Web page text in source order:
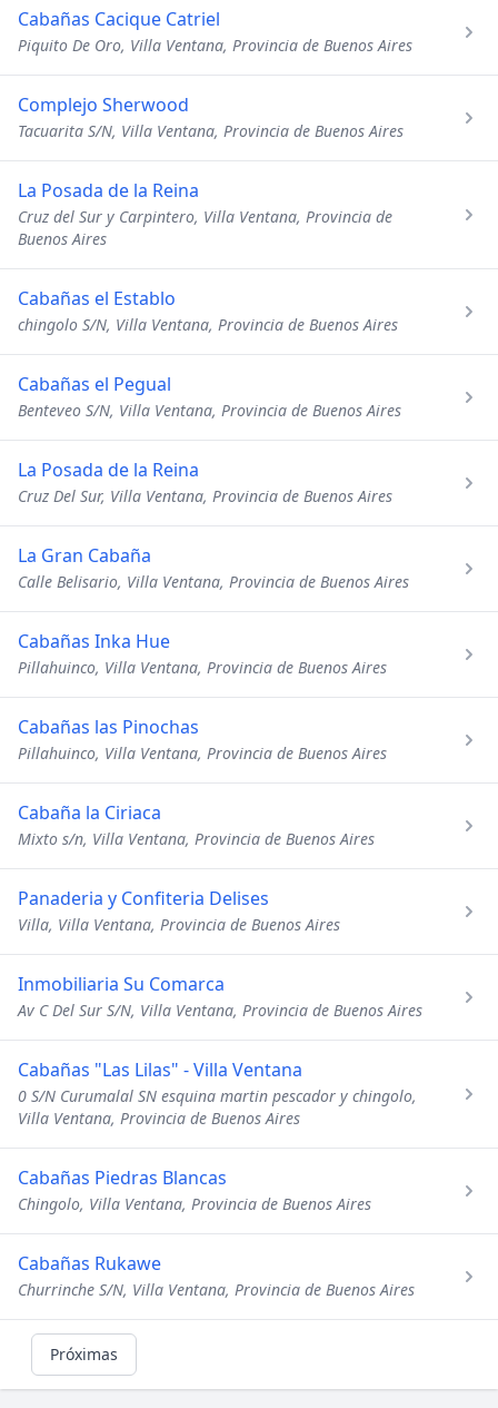
Cabañas Cacique Catriel
Piquito De Oro, Villa Ventana, Provincia de Buenos Aires
Complejo Sherwood
Tacuarita S/N, Villa Ventana, Provincia de Buenos Aires
La Posada de la Reina
Cruz del Sur y Carpintero, Villa Ventana, Provincia de
Buenos Aires
Cabañas el Establo
chingolo S/N, Villa Ventana, Provincia de Buenos Aires
Cabañas el Pegual
Benteveo S/N, Villa Ventana, Provincia de Buenos Aires
La Posada de la Reina
Cruz Del Sur, Villa Ventana, Provincia de Buenos Aires
La Gran Cabaña
Calle Belisario, Villa Ventana, Provincia de Buenos Aires
Cabañas Inka Hue
Pillahuinco, Villa Ventana, Provincia de Buenos Aires
Cabañas las Pinochas
Pillahuinco, Villa Ventana, Provincia de Buenos Aires
Cabaña la Ciriaca
Mixto s/n, Villa Ventana, Provincia de Buenos Aires
Panaderia y Confiteria Delises
Villa, Villa Ventana, Provincia de Buenos Aires
Inmobiliaria Su Comarca
Av C Del Sur S/N, Villa Ventana, Provincia de Buenos Aires
Cabañas "Las Lilas" - Villa Ventana
0 S/N Curumalal SN esquina martin pescador y chingolo,
Villa Ventana, Provincia de Buenos Aires
Cabañas Piedras Blancas
Chingolo, Villa Ventana, Provincia de Buenos Aires
Cabañas Rukawe
Churrinche S/N, Villa Ventana, Provincia de Buenos Aires
Próximas